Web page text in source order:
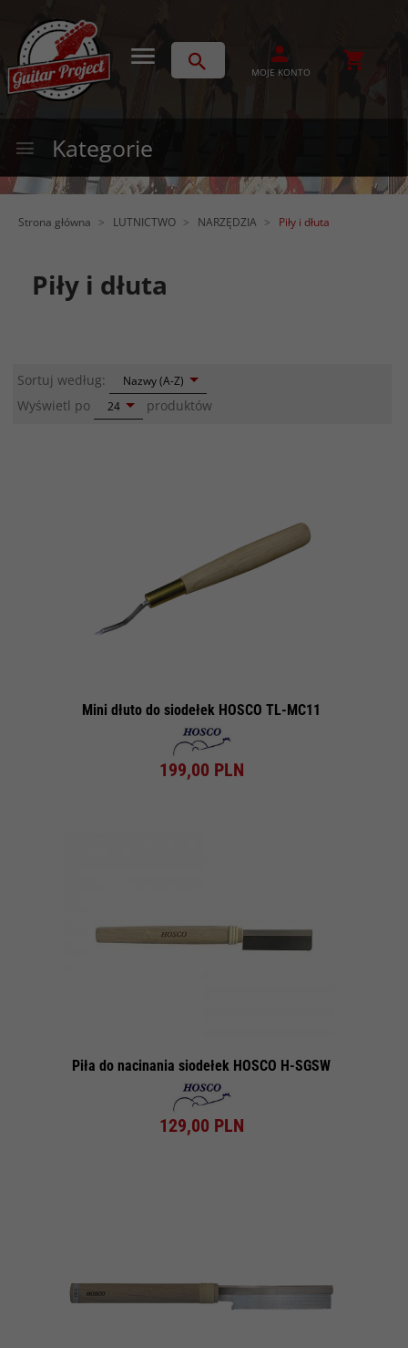
MOJE KONTO
Kategorie
Strona główna LUTNICTWO NARZĘDZIA Piły i dłuta
Piły i dłuta
Sortuj według: sortNazwy (A-Z)
Wyświetl po pop
24 produktów
Mini dłuto do siodełek HOSCO TL-MC11
199,00 PLN
Piła do nacinania siodełek HOSCO H-SGSW
129,00 PLN